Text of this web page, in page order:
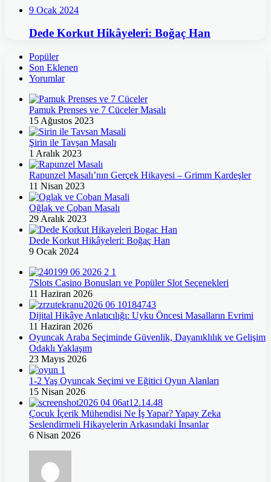
9 Ocak 2024
Dede Korkut Hikâyeleri: Boğaç Han
Popüler
Son Eklenen
Yorumlar
Pamuk Prenses ve 7 Cüceler Masalı
15 Ağustos 2023
Şirin ile Tavşan Masalı
1 Aralık 2023
Rapunzel Masalı’nın Gerçek Hikayesi – Grimm Kardeşler
11 Nisan 2023
Oğlak ve Çoban Masalı
29 Aralık 2023
Dede Korkut Hikâyeleri: Boğaç Han
9 Ocak 2024
7Slots Casino Bonusları ve Popüler Slot Seçenekleri
11 Haziran 2026
Dijital Hikâye Anlatıcılığı: Uyku Öncesi Masalların Evrimi
11 Haziran 2026
Oyuncak Araba Seçiminde Güvenlik, Dayanıklılık ve Gelişim
Odaklı Yaklaşım
23 Mayıs 2026
1-2 Yaş Oyuncak Seçimi ve Eğitici Oyun Alanları
15 Nisan 2026
Çocuk İçerik Mühendisi Ne İş Yapar? Yapay Zeka
Seslendirmeli Hikayelerin Arkasındaki İnsanlar
6 Nisan 2026